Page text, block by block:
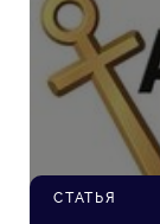
СТАТЬЯ